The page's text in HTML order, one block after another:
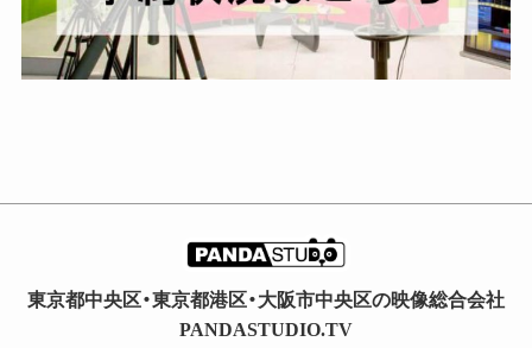
東京都中央区・東京都港区・大阪市中央区の映像総合会社
PANDASTUDIO.TV